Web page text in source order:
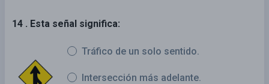
14 . Esta señal significa:
Tráfico de un solo sentido.
Intersección más adelante.